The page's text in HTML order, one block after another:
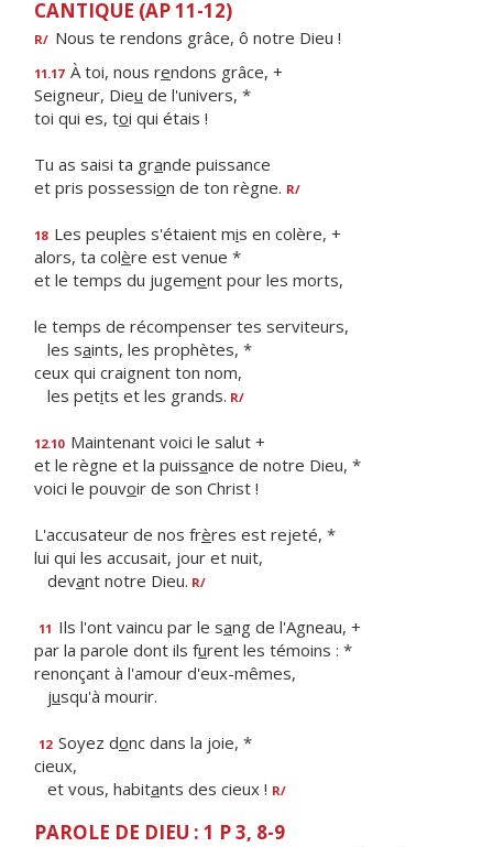
CANTIQUE (AP 11-12)
R/ Nous te rendons grâce, ô notre Dieu !
11.17 À toi, nous rendons grâce, +
Seigneur, Dieu de l'univers, *
toi qui es, toi qui étais !
Tu as saisi ta grande puissance
et pris possession de ton règne. R/
18 Les peuples s'étaient mis en colère, +
alors, ta colère est venue *
et le temps du jugement pour les morts,
le temps de récompenser tes serviteurs,
les saints, les prophètes, *
ceux qui craignent ton nom,
les petits et les grands. R/
12.10 Maintenant voici le salut +
et le règne et la puissance de notre Dieu, *
voici le pouvoir de son Christ !
L'accusateur de nos frères est rejeté, *
lui qui les accusait, jour et nuit,
devant notre Dieu. R/
11 Ils l'ont vaincu par le sang de l'Agneau, +
par la parole dont ils furent les témoins : *
renonçant à l'amour d'eux-mêmes,
jusqu'à mourir.
12 Soyez donc dans la joie, *
cieux,
et vous, habitants des cieux ! R/
PAROLE DE DIEU : 1 P 3, 8-9